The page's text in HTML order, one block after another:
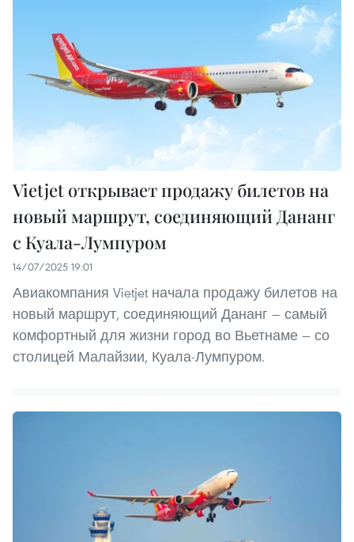
Vietjet открывает продажу билетов на
новый маршрут, соединяющий Дананг
с Куала-Лумпуром
14/07/2025 19:01
Авиакомпания Vietjet начала продажу билетов на
новый маршрут, соединяющий Дананг — самый
комфортный для жизни город во Вьетнаме — со
столицей Малайзии, Куала-Лумпуром.